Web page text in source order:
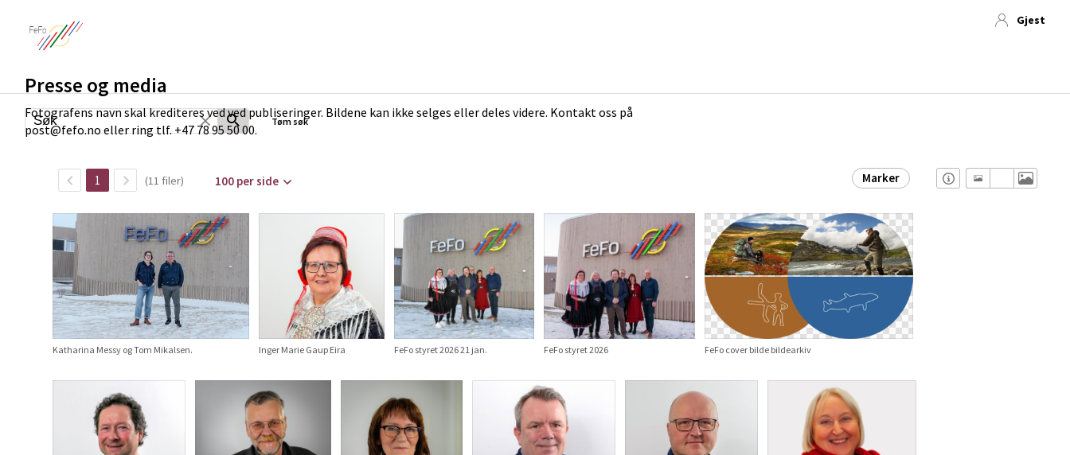
Gjest
Presse og media
Fotografens navn skal krediteres ved ved publiseringer. Bildene kan ikke selges eller deles videre. Kontakt oss på
post@fefo.no eller ring tlf. +47 78 95 50 00.
Tøm søk
1 (11 filer) 100 per side Marker
Katharina Messy og Tom Mikalsen. Inger Marie Gaup Eira FeFo styret 2026 21 jan. FeFo styret 2026 FeFo cover bilde bildearkiv